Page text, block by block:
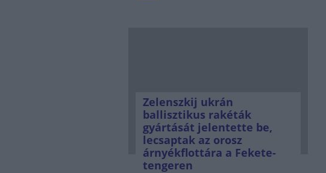
Zelenszkij ukrán
ballisztikus rakéták
gyártását jelentette be,
lecsaptak az orosz
árnyékflottára a Fekete-
tengeren